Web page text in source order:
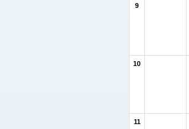
9
10
11